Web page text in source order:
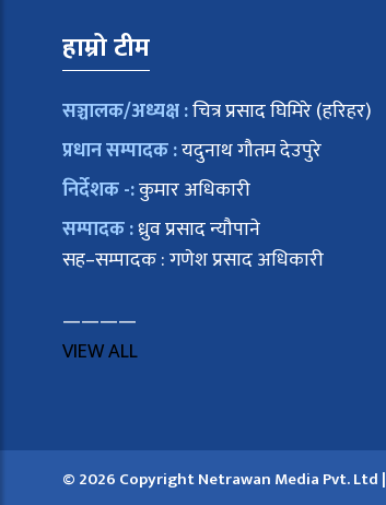
हाम्रो टीम
सञ्चालक/अध्यक्ष :चित्र प्रसाद घिमिरे (हरिहर)
प्रधान सम्पादक :यदुनाथ गौतम देउपुरे
निर्देशक -:कुमार अधिकारी
सम्पादक :ध्रुव प्रसाद न्यौपाने
सह–सम्पादक : गणेश प्रसाद अधिकारी
————
VIEW ALL
© 2026 Copyright Netrawan Media Pvt. Ltd